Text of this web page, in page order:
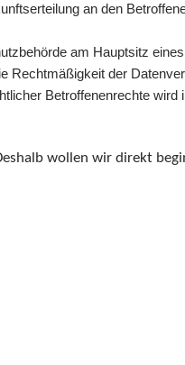
an den
am Hauptsitz
Rechtmäßigkeit der
Betroffenenrechte
wollen wir direkt